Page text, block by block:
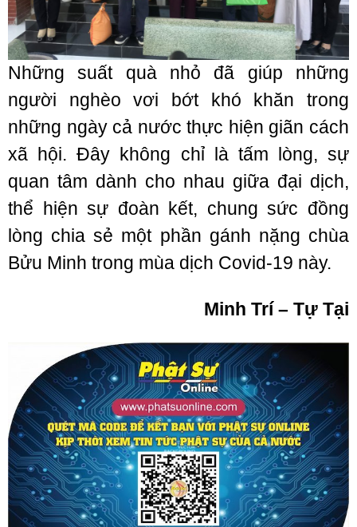
Những suất quà nhỏ đã giúp những
người nghèo vơi bớt khó khăn trong
những ngày cả nước thực hiện giãn cách
xã hội. Đây không chỉ là tấm lòng, sự
quan tâm dành cho nhau giữa đại dịch,
thể hiện sự đoàn kết, chung sức đồng
lòng chia sẻ một phần gánh nặng chùa
Bửu Minh trong mùa dịch Covid-19 này.
Minh Trí – Tự Tại